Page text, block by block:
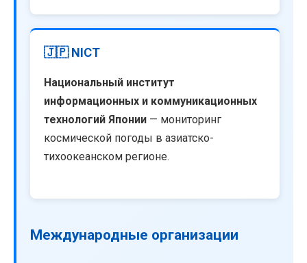
🇯🇵 NICT
Национальный институт
информационных и коммуникационных
технологий Японии — мониторинг
космической погоды в азиатско-
тихоокеанском регионе.
Международные организации